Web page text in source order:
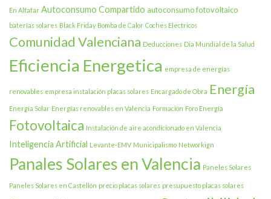
En Alfafar Autoconsumo Compartido autoconsumo fotovoltaico
baterías solares Black Friday Bomba de Calor Coches Electricos
Comunidad Valenciana Deducciones Dia Mundial de la Salud
Eficiencia Energetica empresa de energías
renovables empresa instalación placas solares Encargado de Obra Energía
Energía Solar Energías renovables en Valencia Formación Foro Energía
Fotovoltaica Instalación de aire acondicionado en Valencia
Inteligencia Artificial Levante-EMV Municipalismo Networkign
Panales Solares en Valencia Paneles Solares
Paneles Solares en Castellón precio placas solares presupuesto placas solares